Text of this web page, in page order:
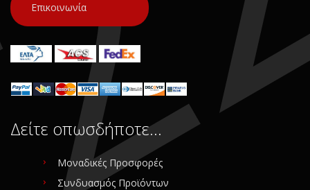
Επικοινωνία
Δείτε οπωσδήποτε…
Μοναδικές Προσφορές
Συνδυασμός Προϊόντων